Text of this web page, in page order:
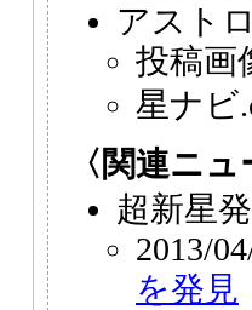
アスト
投稿画
星ナビ
〈関連ニュ
超新星
2013/
を発見